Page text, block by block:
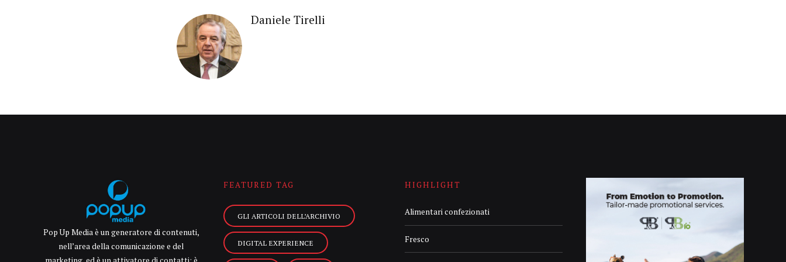
Daniele Tirelli
Pop Up Media è un generatore di contenuti,
nell’area della comunicazione e del
FEATURED TAG
GLI ARTICOLI DELL’ARCHIVIO
DIGITAL EXPERIENCE
HIGHLIGHT
Alimentari confezionati
Fresco